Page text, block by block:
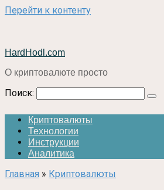
Перейти к контенту
HardHodl.com
О криптовалюте просто
Поиск:
Криптовалюты
Технологии
Инструкции
Аналитика
Главная » Криптовалюты